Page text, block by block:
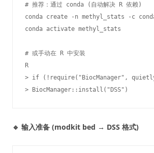
# 推荐：通过 conda (自动解决 R 依赖)
conda create -n methyl_stats -c
conda activate methyl_stats
# 或手动在 R 中安装
R
> if (!require("BiocManager",
> BiocManager::install("DSS")
🔹 输入准备 (modkit bed → DSS 格式)